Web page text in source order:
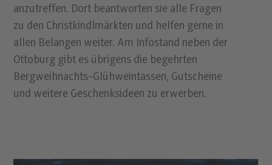
anzutreffen. Dort beantworten sie alle Fragen
zu den Christkindlmärkten und helfen gerne in
allen Belangen weiter. Am Infostand neben der
Ottoburg gibt es übrigens die begehrten
Bergweihnachts-Glühweintassen, Gutscheine
und weitere Geschenksideen zu erwerben.